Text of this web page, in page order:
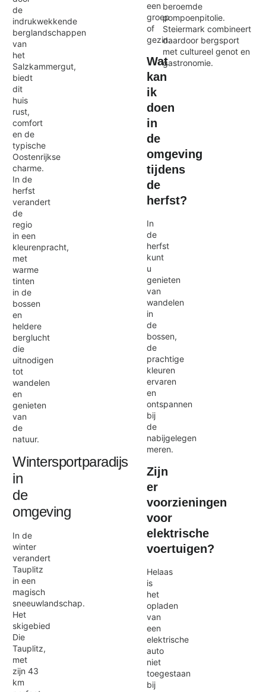
de
indrukwekkende
berglandschappen
van
het
Salzkammergut,
biedt
dit
huis
rust,
comfort
en de
typische
Oostenrijkse
charme.
In de
herfst
verandert
de
regio
in een
kleurenpracht,
met
warme
tinten
in de
bossen
en
heldere
berglucht
die
uitnodigen
tot
wandelen
en
genieten
van
de
natuur.
Wintersportparadijs
in
de
omgeving
In de
winter
verandert
Tauplitz
in een
magisch
sneeuwlandschap.
Het
skigebied
Die
Tauplitz,
met
zijn 43
km
een
groep
of
gezin.
Wat
kan
ik
doen
in
de
omgeving
tijdens
de
herfst?
In
de
herfst
kunt
u
genieten
van
wandelen
in
de
bossen,
de
prachtige
kleuren
ervaren
en
ontspannen
bij
de
nabijgelegen
meren.
Zijn
er
voorzieningen
voor
elektrische
voertuigen?
Helaas
is
het
opladen
van
een
elektrische
auto
niet
toegestaan
bij
beroemde
pompoenpitolie.
Steiermark combineert
daardoor bergsport
met cultureel genot en
gastronomie.